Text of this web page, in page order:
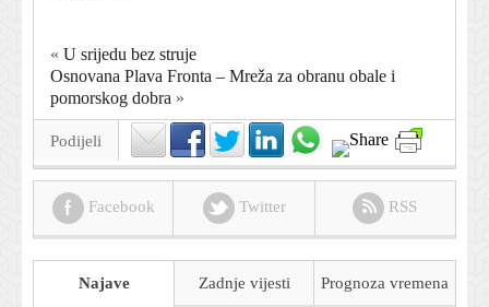
« U srijedu bez struje
Osnovana Plava Fronta – Mreža za obranu obale i
pomorskog dobra »
Podijeli
Facebook Twitter RSS
Najave Zadnje vijesti Prognoza vremena